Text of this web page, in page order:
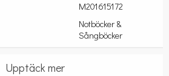
M201615172
Notböcker &
Sångböcker
Upptäck mer